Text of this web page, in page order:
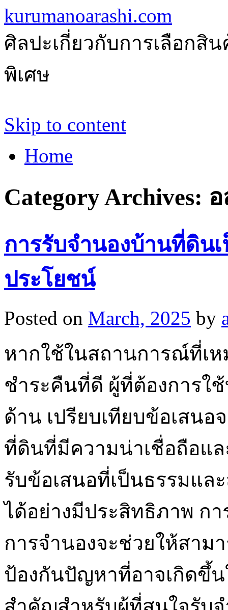
kurumanoarashi.com
ศิลปะเกี่ยวกับการเลือก
พิเศษ
Skip to content
Home
Category Archives:
การรับจำนองบ้านที่ดิน
ประโยชน์
Posted on March, 2025 by
หากใช้ในสถานการณ์ที่เ
ชำระคืนที่ดี ผู้ที่ต้องการใ
ด้าน เปรียบเทียบข้อเสน
ที่ดินที่มีความน่าเชื่อถือแล
รับข้อเสนอที่เป็นธรรมแล
ได้อย่างมีประสิทธิภาพ ก
การจำนองจะช่วยให้สาม
ป้องกันปัญหาที่อาจเกิดขึ้